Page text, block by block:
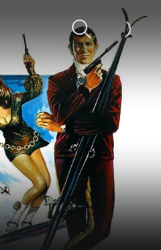
Sök